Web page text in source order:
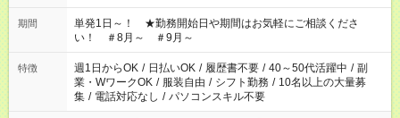
お気軽にご相談ください！
期間
単発1日～！ ★勤務開始日や期間はお気軽にご相談くださ
い！ ＃8月～ ＃9月～
特徴 週1日からOK / 日払いOK / 履歴書不要 / 40～50代活躍中 / 副
業・WワークOK / 服装自由 / シフト勤務 / 10名以上の大量募
集 / 電話対応なし / パソコンスキル不要